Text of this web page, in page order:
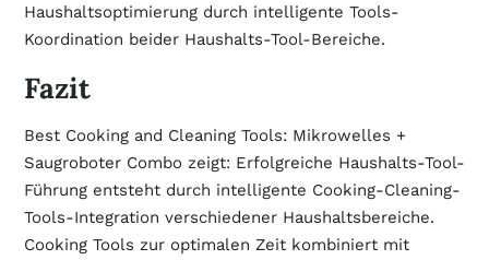
Haushaltsoptimierung durch intelligente Tools-
Koordination beider Haushalts-Tool-Bereiche.
Fazit
Best Cooking and Cleaning Tools: Mikrowelles +
Saugroboter Combo zeigt: Erfolgreiche Haushalts-Tool-
Führung entsteht durch intelligente Cooking-Cleaning-
Tools-Integration verschiedener Haushaltsbereiche.
Cooking Tools zur optimalen Zeit kombiniert mit